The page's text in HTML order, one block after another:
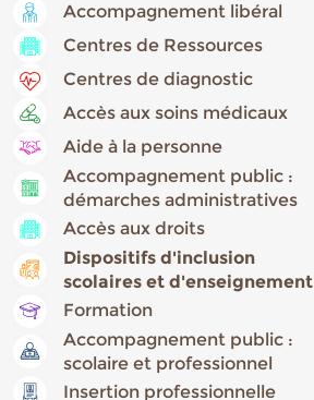
Accompagnement libéral
Centres de Ressources
Centres de diagnostic
Accès aux soins médicaux
Aide à la personne
Accompagnement public :
démarches administratives
Accès aux droits
Dispositifs d'inclusion
scolaires et d'enseignement
Formation
Accompagnement public :
scolaire et professionnel
Insertion professionnelle